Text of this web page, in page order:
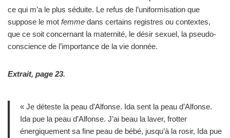
ce qui m’a le plus séduite. Le refus de l’uniformisation que
suppose le mot femme dans certains registres ou contextes,
que ce soit concernant la maternité, le désir sexuel, la pseudo-
conscience de l’importance de la vie donnée.
Extrait, page 23.
« Je déteste la peau d’Alfonse. Ida sent la peau d’Alfonse.
Ida pue la peau d’Alfonse. J’ai beau la laver, frotter
énergiquement sa fine peau de bébé, jusqu’à la rosir, Ida pue